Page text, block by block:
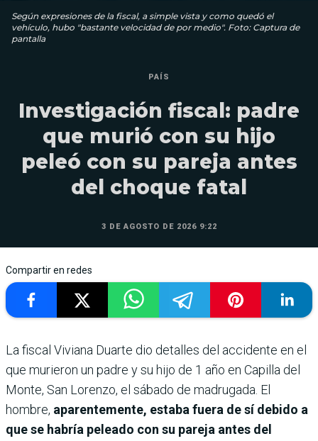
Según expresiones de la fiscal, a simple vista y como quedó el
vehículo, hubo "bastante velocidad de por medio". Foto: Captura de
pantalla
PAÍS
Investigación fiscal: padre
que murió con su hijo
peleó con su pareja antes
del choque fatal
3 DE AGOSTO DE 2026 9:22
Compartir en redes
La fiscal Viviana Duarte dio detalles del accidente en el
que murieron un padre y su hijo de 1 año en Capilla del
Monte, San Lorenzo, el sábado de madrugada. El
hombre, aparentemente, estaba fuera de sí debido a
que se habría peleado con su pareja antes del